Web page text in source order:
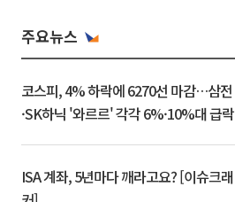
주요뉴스
코스피, 4% 하락에 6270선 마감…삼전
·SK하닉 '와르르' 각각 6%·10%대 급락
ISA 계좌, 5년마다 깨라고요? [이슈크래